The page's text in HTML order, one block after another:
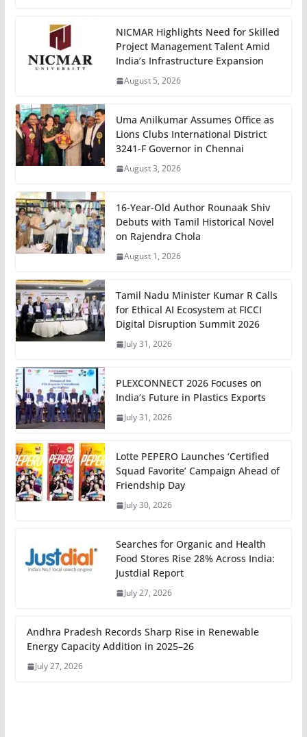
NICMAR Highlights Need for Skilled
Project Management Talent Amid
India’s Infrastructure Expansion
August 5, 2026
Uma Anilkumar Assumes Office as
Lions Clubs International District
3241-F Governor in Chennai
August 3, 2026
16-Year-Old Author Rounaak Shiv
Debuts with Tamil Historical Novel
on Rajendra Chola
August 1, 2026
Tamil Nadu Minister Kumar R Calls
for Ethical AI Ecosystem at FICCI
Digital Disruption Summit 2026
July 31, 2026
PLEXCONNECT 2026 Focuses on
India’s Future in Plastics Exports
July 31, 2026
Lotte PEPERO Launches ‘Certified
Squad Favorite’ Campaign Ahead of
Friendship Day
July 30, 2026
Searches for Organic and Health
Food Stores Rise 28% Across India:
Justdial Report
July 27, 2026
Andhra Pradesh Records Sharp Rise in Renewable
Energy Capacity Addition in 2025–26
July 27, 2026